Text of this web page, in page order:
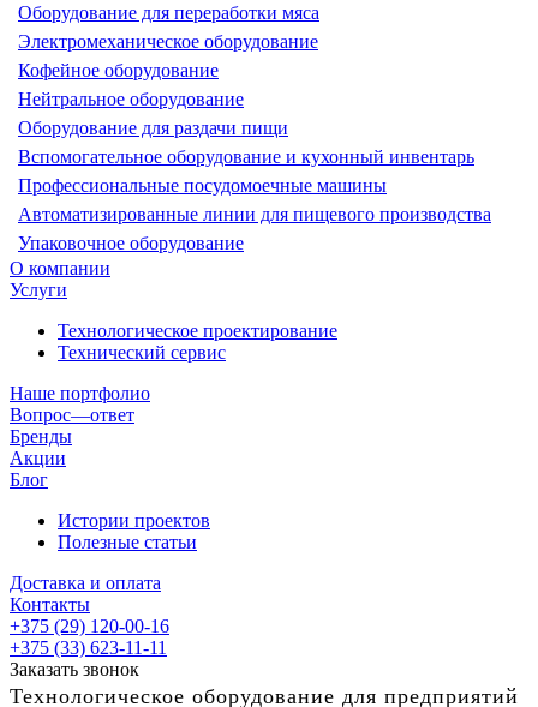
Оборудование для переработки мяса
Электромеханическое оборудование
Кофейное оборудование
Нейтральное оборудование
Оборудование для раздачи пищи
Вспомогательное оборудование и кухонный инвентарь
Профессиональные посудомоечные машины
Автоматизированные линии для пищевого производства
Упаковочное оборудование
О компании
Услуги
Технологическое проектирование
Технический сервис
Наше портфолио
Вопрос—ответ
Бренды
Акции
Блог
Истории проектов
Полезные статьи
Доставка и оплата
Контакты
+375 (29) 120-00-16
+375 (33) 623-11-11
Заказать звонок
Технологическое оборудование для предприятий